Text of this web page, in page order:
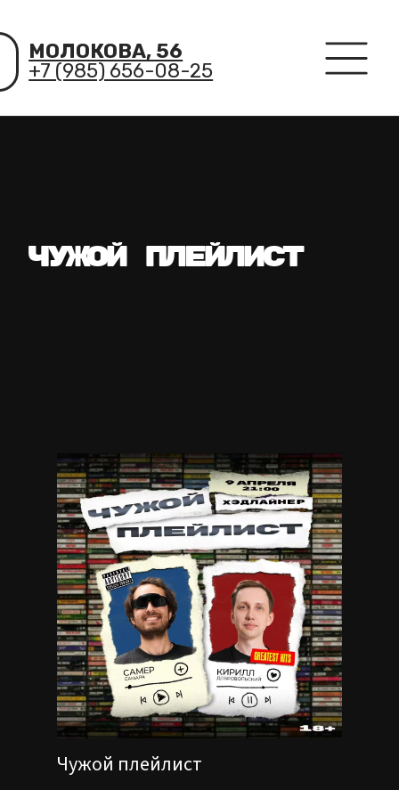
+7 (985) 656-08-25
ЧУЖОЙ ПЛЕЙЛИСТ
Чужой плейлист